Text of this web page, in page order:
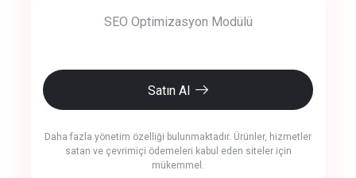
SEO Optimizasyon Modülü
Satın Al
Daha fazla yönetim özelliği bulunmaktadır. Ürünler, hizmetler
satan ve çevrimiçi ödemeleri kabul eden siteler için
mükemmel.